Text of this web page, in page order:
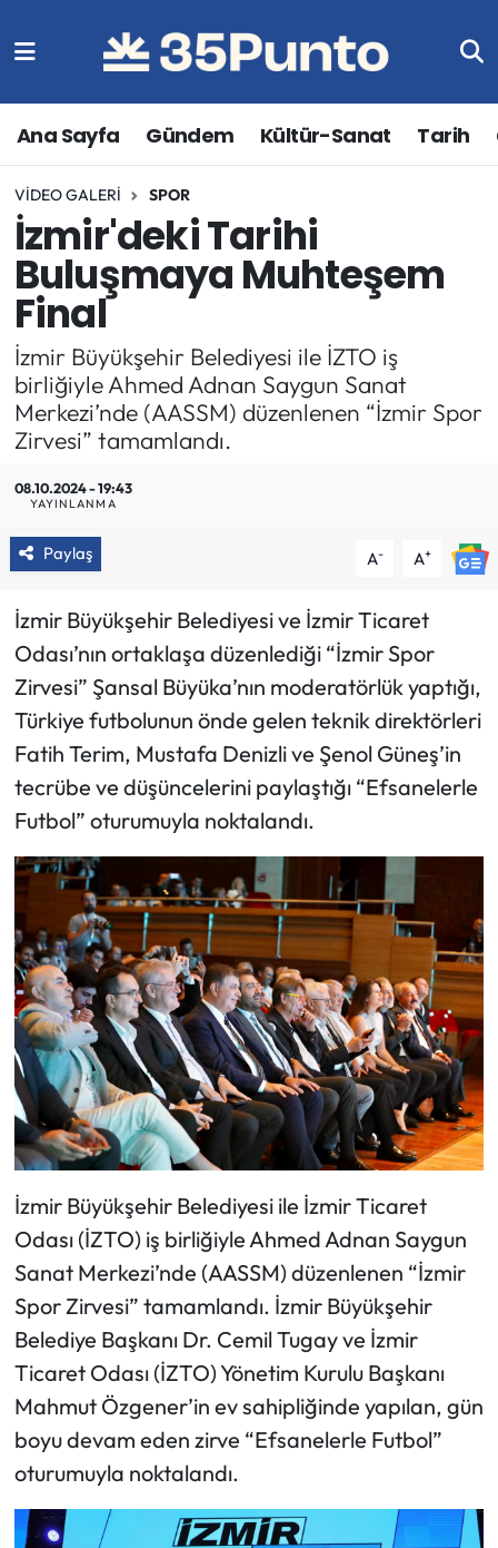
Ana Sayfa Gündem Kültür-Sanat Tarih
VIDEO GALERI SPOR
İzmir'deki Tarihi
Buluşmaya Muhteşem
Final
İzmir Büyükşehir Belediyesi ile İZTO iş
birliğiyle Ahmed Adnan Saygun Sanat
Merkezi’nde (AASSM) düzenlenen “İzmir Spor
Zirvesi” tamamlandı.
08.10.2024 - 19:43
YAYINLANMA
Paylaş A- A+
İzmir Büyükşehir Belediyesi ve İzmir Ticaret
Odası’nın ortaklaşa düzenlediği “İzmir Spor
Zirvesi” Şansal Büyüka’nın moderatörlük yaptığı,
Türkiye futbolunun önde gelen teknik direktörleri
Fatih Terim, Mustafa Denizli ve Şenol Güneş’in
tecrübe ve düşüncelerini paylaştığı “Efsanelerle
Futbol” oturumuyla noktalandı.
İzmir Büyükşehir Belediyesi ile İzmir Ticaret
Odası (İZTO) iş birliğiyle Ahmed Adnan Saygun
Sanat Merkezi’nde (AASSM) düzenlenen “İzmir
Spor Zirvesi” tamamlandı. İzmir Büyükşehir
Belediye Başkanı Dr. Cemil Tugay ve İzmir
Ticaret Odası (İZTO) Yönetim Kurulu Başkanı
Mahmut Özgener’in ev sahipliğinde yapılan, gün
boyu devam eden zirve “Efsanelerle Futbol”
oturumuyla noktalandı.